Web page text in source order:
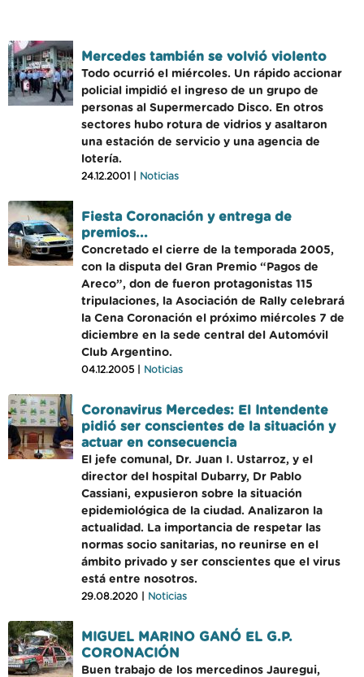
Mercedes también se volvió violento
Todo ocurrió el miércoles. Un rápido accionar
policial impidió el ingreso de un grupo de
personas al Supermercado Disco. En otros
sectores hubo rotura de vidrios y asaltaron
una estación de servicio y una agencia de
lotería.
24.12.2001 | Noticias
Fiesta Coronación y entrega de
premios...
Concretado el cierre de la temporada 2005,
con la disputa del Gran Premio “Pagos de
Areco”, don de fueron protagonistas 115
tripulaciones, la Asociación de Rally celebrará
la Cena Coronación el próximo miércoles 7 de
diciembre en la sede central del Automóvil
Club Argentino.
04.12.2005 | Noticias
Coronavirus Mercedes: El Intendente
pidió ser conscientes de la situación y
actuar en consecuencia
El jefe comunal, Dr. Juan I. Ustarroz, y el
director del hospital Dubarry, Dr Pablo
Cassiani, expusieron sobre la situación
epidemiológica de la ciudad. Analizaron la
actualidad. La importancia de respetar las
normas socio sanitarias, no reunirse en el
ámbito privado y ser conscientes que el virus
está entre nosotros.
29.08.2020 | Noticias
MIGUEL MARINO GANÓ EL G.P.
CORONACIÓN
Buen trabajo de los mercedinos Jauregui,